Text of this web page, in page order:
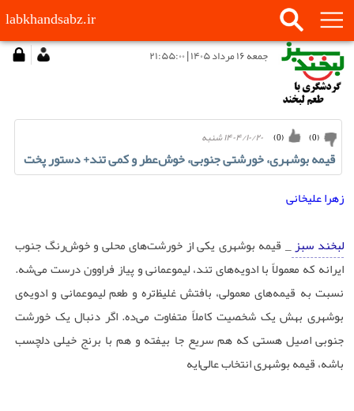
labkhandsabz.ir
جمعه ۱۶ مرداد ۱۴۰۵ | ۲۱:۵۵:۰۰
۱۴۰۴/۱۰/۲۰ شنبه (
0
) (
0
)
قیمه بوشهری، خورشتی جنوبی، خوش‌عطر و کمی تند+ دستور پخت
زهرا علیخانی
لبخند سبز_ قیمه بوشهری یکی از خورشت‌های محلی و خوش‌رنگ جنوب
ایرانه که معمولاً با ادویه‌های تند، لیموعمانی و پیاز فراوون درست می‌شه.
نسبت به قیمه‌های معمولی، بافتش غلیظ‌تره و طعم لیموعمانی و ادویه‌ی
بوشهری بهش یک شخصیت کاملاً متفاوت می‌ده. اگر دنبال یک خورشت
جنوبی اصیل هستی که هم سریع جا بیفته و هم با برنج خیلی دلچسب
باشه، قیمه بوشهری انتخاب عالی‌ایه